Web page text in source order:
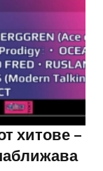
хитове –